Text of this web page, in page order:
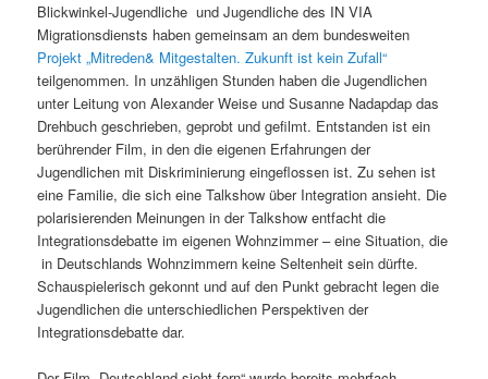
Blickwinkel-Jugendliche und Jugendliche des IN VIA
Migrationsdiensts haben gemeinsam an dem bundesweiten
Projekt „Mitreden& Mitgestalten. Zukunft ist kein Zufall“
teilgenommen. In unzähligen Stunden haben die Jugendlichen
unter Leitung von Alexander Weise und Susanne Nadapdap das
Drehbuch geschrieben, geprobt und gefilmt. Entstanden ist ein
berührender Film, in den die eigenen Erfahrungen der
Jugendlichen mit Diskriminierung eingeflossen ist. Zu sehen ist
eine Familie, die sich eine Talkshow über Integration ansieht. Die
polarisierenden Meinungen in der Talkshow entfacht die
Integrationsdebatte im eigenen Wohnzimmer – eine Situation, die
in Deutschlands Wohnzimmern keine Seltenheit sein dürfte.
Schauspielerisch gekonnt und auf den Punkt gebracht legen die
Jugendlichen die unterschiedlichen Perspektiven der
Integrationsdebatte dar.